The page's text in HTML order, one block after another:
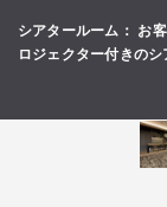
シアタールーム
お
ロジェクター付きのシ